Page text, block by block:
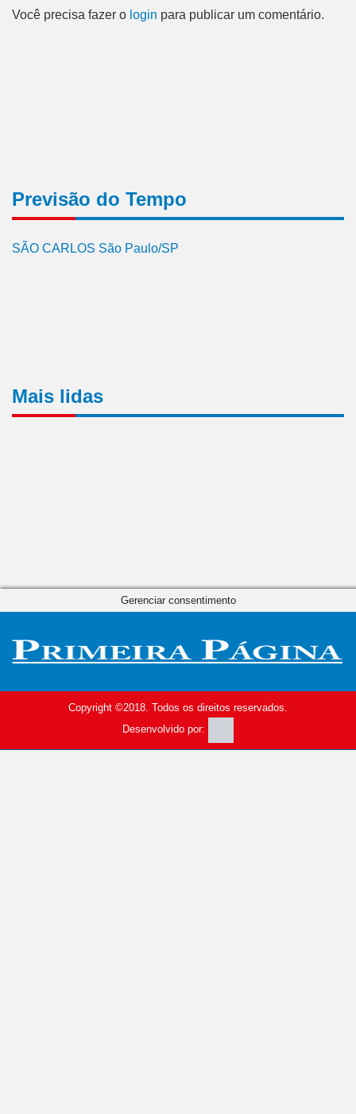
Você precisa fazer o login para publicar um comentário.
Previsão do Tempo
SÃO CARLOS São Paulo/SP
Mais lidas
Copyright ©2018. Todos os direitos reservados.
Desenvolvido por:
Gerenciar consentimento